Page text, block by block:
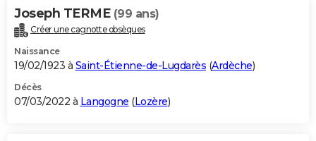
Joseph TERME (99 ans)
Créer une cagnotte obsèques
Naissance
19/02/1923 à Saint-Étienne-de-Lugdarès (Ardèche)
Décès
07/03/2022 à Langogne (Lozère)